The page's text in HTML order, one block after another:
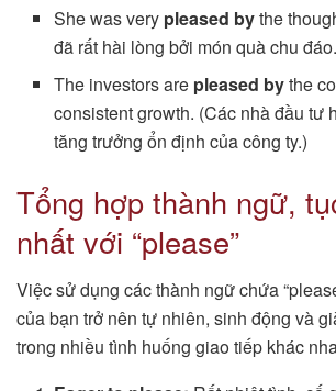
She was very pleased bythe
đã rất hài lòng bởi món quà chu
The investors are pleased bythe
consistent growth. (Các nhà đầu tư
tăng trưởng ổn định của công ty.)
Tổng hợp thành ngữ,
nhất với “please”
Việc sử dụng các thành ngữ chứa
của bạn trở nên tự nhiên, sinh động và
trong nhiều tình huống giao tiếp khác